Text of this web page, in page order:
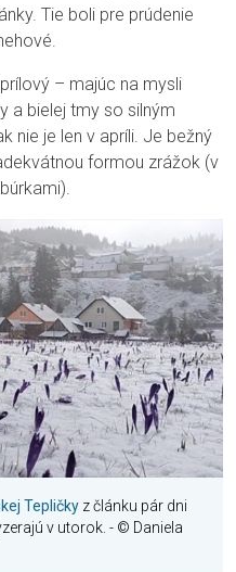
Tie boli pre prúdenie
– majúc na mysli
a bielej tmy so silným
nie je len v apríli. Je bežný
formou zrážok (v
Tepličky z článku pár dni
v utorok. - © Daniela